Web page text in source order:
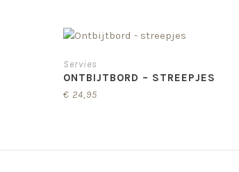
Servies
ONTBIJTBORD – STREEPJES
€ 24,95